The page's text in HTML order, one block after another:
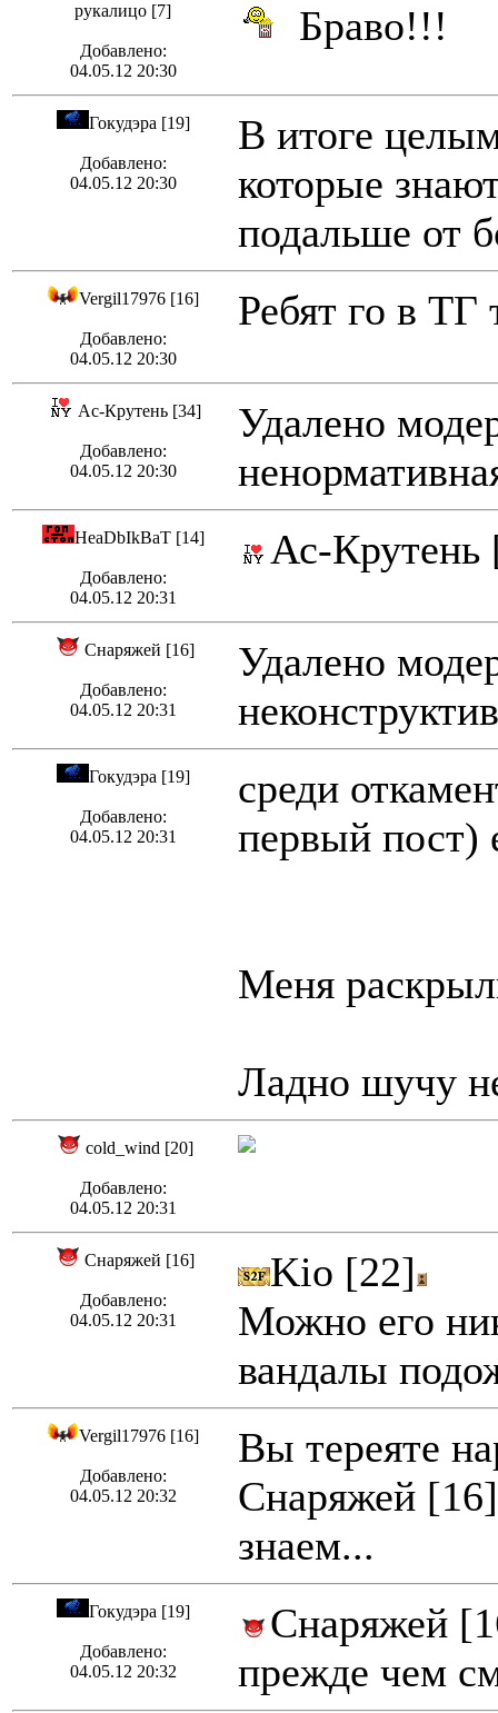
рукалицо [7]
Добавлено:
04.05.12 20:30
Браво!!!
Гокудэра [19]
Добавлено:
04.05.12 20:30
В итоге
которые
подальше от
Vergil17976 [16]
Добавлено:
04.05.12 20:30
Ребят го в
Ас-Крутень [34]
Добавлено:
04.05.12 20:30
Удалено
HeaDbIkBaT [14]
Добавлено:
04.05.12 20:31
Ас-Крутень
Снаряжей [16]
Добавлено:
04.05.12 20:31
Удалено
Гокудэра [19]
Добавлено:
04.05.12 20:31
среди
первый пост)
Меня
Ладно шучу
cold_wind [20]
Добавлено:
04.05.12 20:31
Снаряжей [16]
Добавлено:
04.05.12 20:31
Kio [22]
Можно его
вандалы
Vergil17976 [16]
Добавлено:
04.05.12 20:32
Вы тереяте
Снаряжей [16]
знаем...
Гокудэра [19]
Добавлено:
04.05.12 20:32
Снаряжей
прежде чем